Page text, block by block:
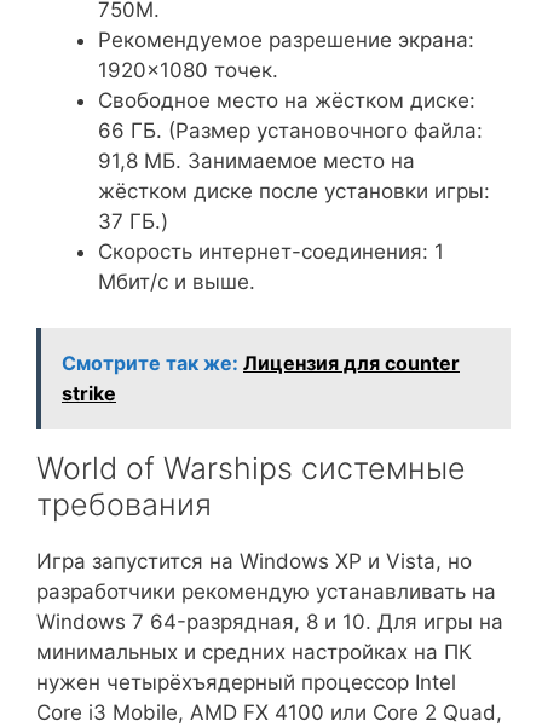
750M.
Рекомендуемое разрешение экрана:
1920×1080 точек.
Свободное место на жёстком диске:
66 ГБ. (Размер установочного файла:
91,8 МБ. Занимаемое место на
жёстком диске после установки игры:
37 ГБ.)
Скорость интернет-соединения: 1
Мбит/с и выше.
Смотрите так же: Лицензия для counter
strike
World of Warships системные
требования
Игра запустится на Windows XP и Vista, но
разработчики рекомендую устанавливать на
Windows 7 64-разрядная, 8 и 10. Для игры на
минимальных и средних настройках на ПК
нужен четырёхъядерный процессор Intel
Core i3 Mobile, AMD FX 4100 или Core 2 Quad,